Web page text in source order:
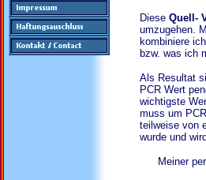
Diese Quell-
umzugehen.
kombiniere
bzw. was ich
Als Resultat
PCR Wert
wichtigste
muss um
teilweise von
wurde und
Meiner